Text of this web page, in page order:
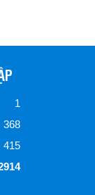
1
368
415